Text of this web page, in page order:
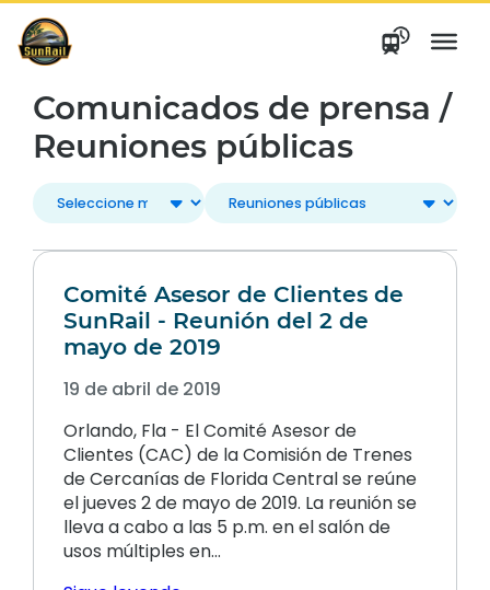
saltar
contenido
Comunicados de prensa /
Reuniones públicas
Comité Asesor de Clientes de
SunRail - Reunión del 2 de
mayo de 2019
19 de abril de 2019
Orlando, Fla - El Comité Asesor de
Clientes (CAC) de la Comisión de Trenes
de Cercanías de Florida Central se reúne
el jueves 2 de mayo de 2019. La reunión se
lleva a cabo a las 5 p.m. en el salón de
usos múltiples en...